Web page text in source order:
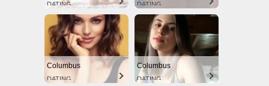
DATING DATING
Columbus
DATING
Columbus
DATING